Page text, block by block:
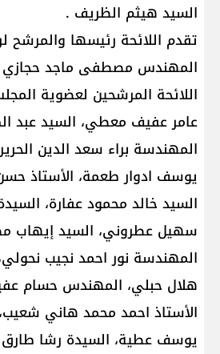
السيد هيثم الظريف .
تقدم اللائحة رئيسها والمرشح
المهندس مصطفى ماجد
اللائحة المرشحين لعضوية
عامر عفيف معطي، السيد عبد
المهندسة براء سعد الدين
يوسف ادوار طعمة، الأستاذ
السيد خالد محمود عفارة،
سهيل عطروني، السيد إيهاب
المهندسة نور احمد نجيب
هلال حبلي، المهندس حسام
الأستاذ احمد محمد هاني
يوسف عطية، السيدة رشا طارق